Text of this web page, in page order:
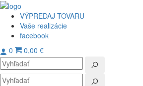
VÝPREDAJ TOVARU
Vaše realizácie
facebook
0 0,00 €